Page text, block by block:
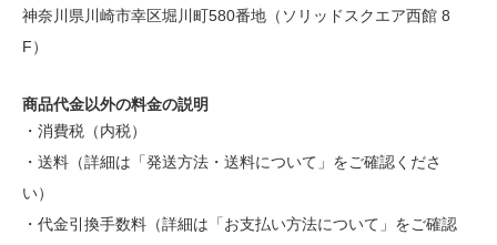
神奈川県川崎市幸区堀川町580番地（ソリッドスクエア西館 8
F）
商品代金以外の料金の説明
・消費税（内税）
・送料（詳細は 「発送方法・送料について」 をご確認くださ
い）
・代金引換手数料（詳細は 「お支払い方法について」 をご確認